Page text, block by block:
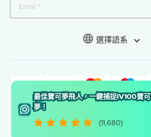
最佳寶可夢飛人，一鍵捕捉IV100寶可
夢！
(11,680)
選擇語系